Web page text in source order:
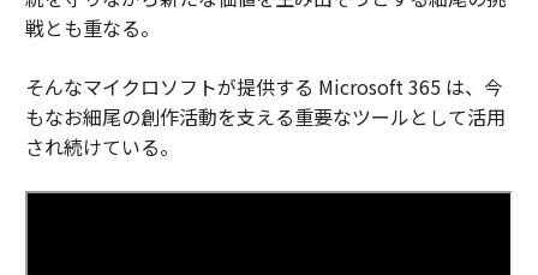
戦とも重なる。
そんなマイクロソフトが提供する Microsoft 365 は、今
もなお細尾の創作活動を支える重要なツールとして活用
され続けている。